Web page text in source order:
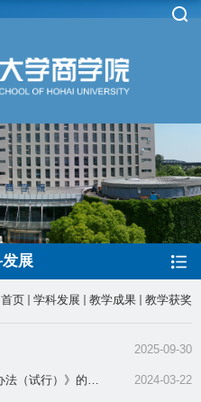
展
首页 学科发展 教学成果 教学获奖
2025-09-30
（试行）》的通 2024-03-22